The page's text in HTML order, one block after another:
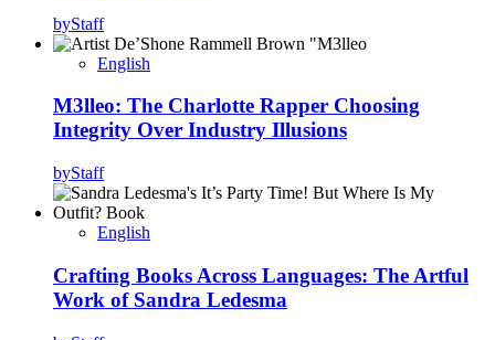
byStaff
English
M3lleo: The Charlotte Rapper Choosing
Integrity Over Industry Illusions
byStaff
English
Crafting Books Across Languages: The Artful
Work of Sandra Ledesma